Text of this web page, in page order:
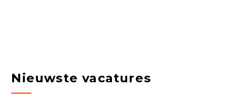
Nieuwste vacatures